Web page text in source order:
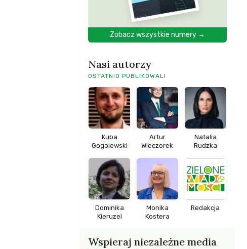
Zobacz wszystkie numery →
Nasi autorzy
OSTATNIO PUBLIKOWALI
Kuba
Gogolewski
Artur
Wieczorek
Natalia
Rudzka
Dominika
Kieruzel
Monika
Kostera
Redakcja
Wspieraj niezależne media